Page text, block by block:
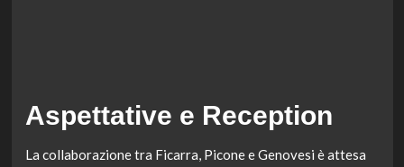
Aspettative e Reception
La collaborazione tra Ficarra, Picone e Genovesi è attesa